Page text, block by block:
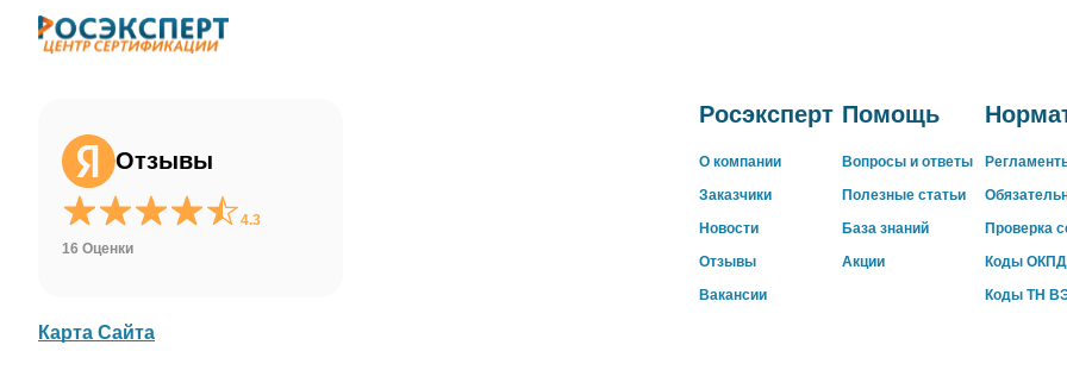
Отзывы
4.3
16 Оценки
Росэксперт
О компании
Заказчики
Новости
Отзывы
Вакансии
Помощь
Вопросы и ответы
Полезные статьи
База знаний
Акции
Проверка
Коды
Коды ТН
Карта Сайта
WhatsApp